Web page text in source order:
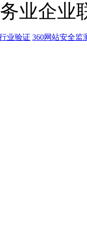
业企业
业验证 360网站安全监